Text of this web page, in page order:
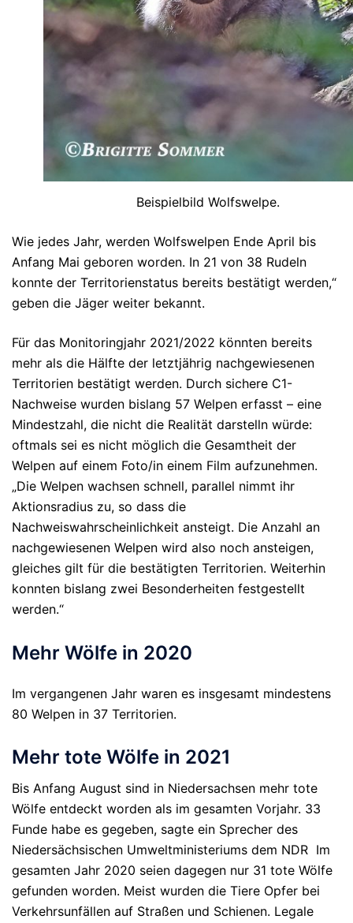
Beispielbild Wolfswelpe.
Wie jedes Jahr, werden Wolfswelpen Ende April bis
Anfang Mai geboren worden. In 21 von 38 Rudeln
konnte der Territorienstatus bereits bestätigt werden,“
geben die Jäger weiter bekannt.
Für das Monitoringjahr 2021/2022 könnten bereits
mehr als die Hälfte der letztjährig nachgewiesenen
Territorien bestätigt werden. Durch sichere C1-
Nachweise wurden bislang 57 Welpen erfasst – eine
Mindestzahl, die nicht die Realität darstelln würde:
oftmals sei es nicht möglich die Gesamtheit der
Welpen auf einem Foto/in einem Film aufzunehmen.
„Die Welpen wachsen schnell, parallel nimmt ihr
Aktionsradius zu, so dass die
Nachweiswahrscheinlichkeit ansteigt. Die Anzahl an
nachgewiesenen Welpen wird also noch ansteigen,
gleiches gilt für die bestätigten Territorien. Weiterhin
konnten bislang zwei Besonderheiten festgestellt
werden.“
Mehr Wölfe in 2020
Im vergangenen Jahr waren es insgesamt mindestens
80 Welpen in 37 Territorien.
Mehr tote Wölfe in 2021
Bis Anfang August sind in Niedersachsen mehr tote
Wölfe entdeckt worden als im gesamten Vorjahr. 33
Funde habe es gegeben, sagte ein Sprecher des
Niedersächsischen Umweltministeriums dem NDR Im
gesamten Jahr 2020 seien dagegen nur 31 tote Wölfe
gefunden worden. Meist wurden die Tiere Opfer bei
Verkehrsunfällen auf Straßen und Schienen. Legale